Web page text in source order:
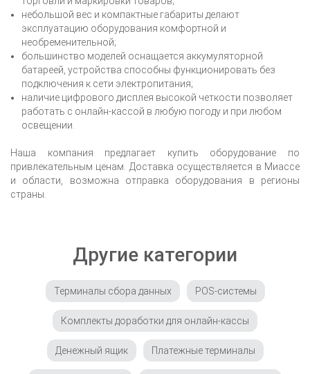
небольшой вес и компактные габариты делают
эксплуатацию оборудования комфортной и
необременительной;
большинство моделей оснащается аккумуляторной
батареей, устройства способны функционировать без
подключения к сети электропитания;
наличие цифрового дисплея высокой четкости позволяет
работать с онлайн-кассой в любую погоду и при любом
освещении.
Наша компания предлагает купить оборудование по
привлекательным ценам. Доставка осуществляется в Миассе
и области, возможна отправка оборудования в регионы
страны.
Другие категории
Терминалы сбора данных POS-системы
Комплекты доработки для онлайн-кассы
Денежный ящик Платежные терминалы